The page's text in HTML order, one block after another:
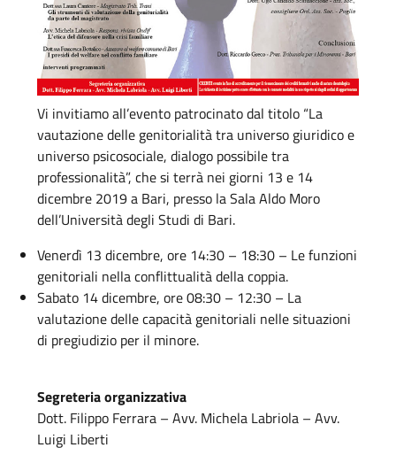
Vi invitiamo all’evento patrocinato dal titolo “La
vautazione delle genitorialità tra universo giuridico e
universo psicosociale, dialogo possibile tra
professionalità”, che si terrà nei giorni 13 e 14
dicembre 2019 a Bari, presso la Sala Aldo Moro
dell’Università degli Studi di Bari.
Venerdì 13 dicembre, ore 14:30 – 18:30 – Le funzioni
genitoriali nella conflittualità della coppia.
Sabato 14 dicembre, ore 08:30 – 12:30 – La
valutazione delle capacità genitoriali nelle situazioni
di pregiudizio per il minore.
Segreteria organizzativa
Dott. Filippo Ferrara – Avv. Michela Labriola – Avv.
Luigi Liberti